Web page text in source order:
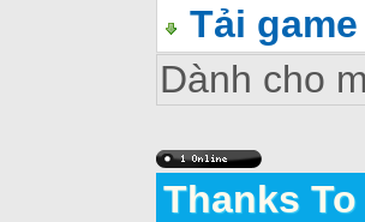
Tải
Dành cho
Thanks